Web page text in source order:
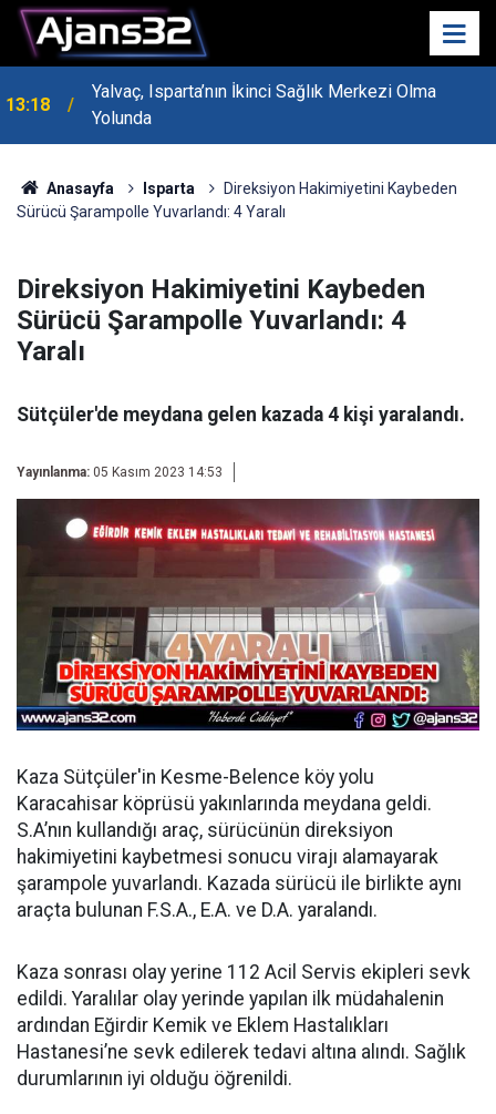
Yalvaç, Isparta’nın İkinci Sağlık Merkezi Olma
Yolunda
13:14
MHP Genel Başkan Yardımcısı Bayraktar Isparta’da
Konuştu
Anasayfa Isparta
Direksiyon Hakimiyetini Kaybeden
Sürücü Şarampolle Yuvarlandı: 4 Yaralı
Direksiyon Hakimiyetini Kaybeden
Sürücü Şarampolle Yuvarlandı: 4
Yaralı
Sütçüler'de meydana gelen kazada 4 kişi yaralandı.
Yayınlanma: 05 Kasım 2023 14:53
Kaza Sütçüler'in Kesme-Belence köy yolu
Karacahisar köprüsü yakınlarında meydana geldi.
S.A’nın kullandığı araç, sürücünün direksiyon
hakimiyetini kaybetmesi sonucu virajı alamayarak
şarampole yuvarlandı. Kazada sürücü ile birlikte aynı
araçta bulunan F.S.A., E.A. ve D.A. yaralandı.
Kaza sonrası olay yerine 112 Acil Servis ekipleri sevk
edildi. Yaralılar olay yerinde yapılan ilk müdahalenin
ardından Eğirdir Kemik ve Eklem Hastalıkları
Hastanesi’ne sevk edilerek tedavi altına alındı. Sağlık
durumlarının iyi olduğu öğrenildi.